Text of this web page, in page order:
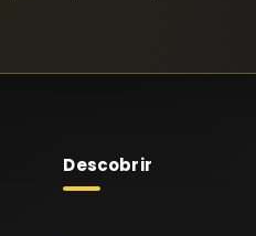
Descobrir